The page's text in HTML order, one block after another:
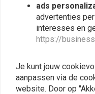
Vergelijkbare
ads
advertenties
interesses en
https://
Je kunt jouw
aanpassen via de
website. Door op